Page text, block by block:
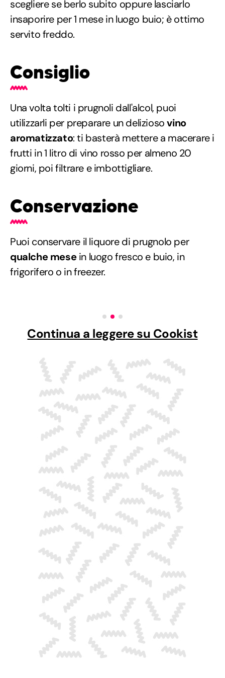
scegliere se berlo subito oppure lasciarlo
insaporire per 1 mese in luogo buio; è ottimo
servito freddo.
Consiglio
Una volta tolti i prugnoli dall'alcol, puoi
utilizzarli per preparare un deliziosovino
aromatizzato: ti basterà mettere a macerare i
frutti in 1 litro di vino rosso per almeno 20
giorni, poi filtrare e imbottigliare.
Conservazione
Puoi conservare il liquore di prugnolo per
qualche mesein luogo fresco e buio, in
frigorifero o in freezer.
Continua a leggere su Cookist